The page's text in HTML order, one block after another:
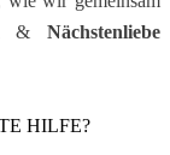
&
Nächstenliebe
HILFE?